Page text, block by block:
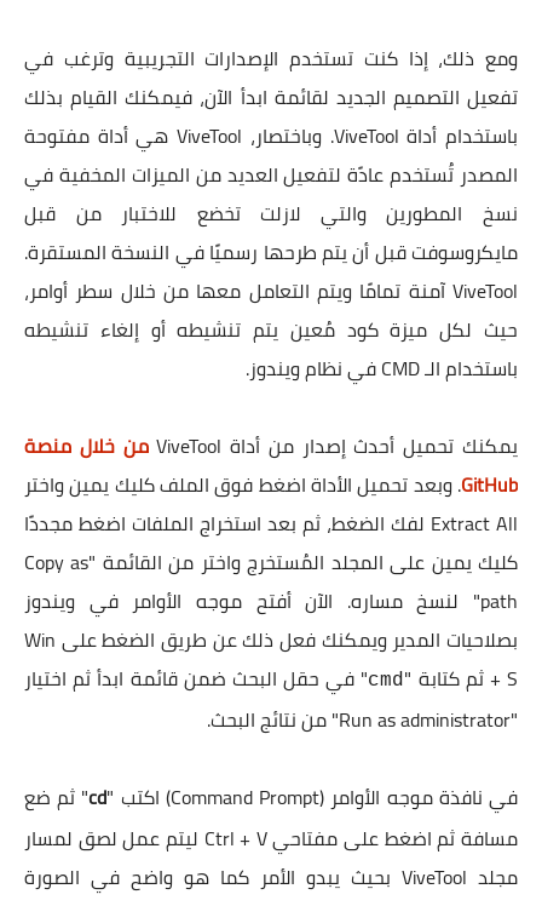
ومع ذلك، إذا كنت تستخدم الإصدارات التجريبية وترغب في
تفعيل التصميم الجديد لقائمة ابدأ الآن، فيمكنك القيام بذلك
باستخدام أداة ViveTool. وباختصار، ViveTool هي أداة مفتوحة
المصدر تُستخدم عادًة لتفعيل العديد من الميزات المخفية في
نسخ المطورين والتي لازلت تخضع للاختبار من قبل
مايكروسوفت قبل أن يتم طرحها رسميًا في النسخة المستقرة.
ViveTool آمنة تمامًا ويتم التعامل معها من خلال سطر أوامر،
حيث لكل ميزة كود مُعين يتم تنشيطه أو إلغاء تنشيطه
باستخدام الـ CMD في نظام ويندوز.
يمكنك تحميل أحدث إصدار من أداة ViveTool
من خلال منصة
GitHub. وبعد تحميل الأداة اضغط فوق الملف كليك يمين واختر
Extract All لفك الضغط، ثم بعد استخراج الملفات اضغط مجددًا
كليك يمين على المجلد المُستخرج واختر من القائمة "Copy as
path" لنسخ مساره. الآن أفتح موجه الأوامر في ويندوز
بصلاحيات المدير ويمكنك فعل ذلك عن طريق الضغط على Win
+ S ثم كتابة "
cmd" في حقل البحث ضمن قائمة ابدأ ثم اختيار
"Run as administrator" من نتائج البحث.
في نافذة موجه الأوامر (Command Prompt) اكتب " cd" ثم ضع
مسافة ثم اضغط على مفتاحي Ctrl + V ليتم عمل لصق لمسار
مجلد ViveTool بحيث يبدو الأمر كما هو واضح في الصورة